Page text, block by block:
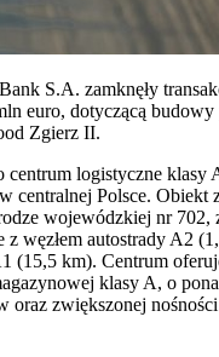
S.A. zamknęły
euro, dotyczącą budowy
Zgierz II.
logistyczne klasy
centralnej Polsce. Obiekt
wojewódzkiej nr 702,
z węzłem autostrady A2
(15,5 km). Centrum
klasy A, o
oraz zwiększonej